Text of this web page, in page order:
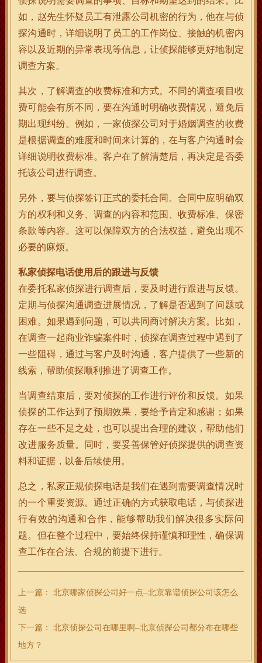
如，赵先生怀疑员工有泄露公司机密的行为，他在与侦
探沟通时，详细说明了员工的工作岗位、接触的机密内
容以及近期的异常表现等信息，让侦探能够更好地制定
调查方案。
其次，了解调查的收费标准和方式。不同的调查项目收
费可能会有所不同，要在沟通时明确收费情况，避免后
期出现纠纷。例如，一家侦探公司对于婚姻调查的收费
是根据调查的难度和时间来计算的，在与客户沟通时会
详细说明收费标准。客户在了解清楚后，再决定是否委
托该公司进行调查。
另外，要与侦探签订正式的委托合同。合同中应明确双
方的权利和义务、调查的内容和范围、收费标准、保密
条款等内容。这可以保障双方的合法权益，避免出现不
必要的麻烦。
私家侦探电话使用后的跟进与反馈
在委托私家侦探进行调查后，要及时进行跟进与反馈。
定期与侦探沟通调查进展情况，了解是否遇到了问题或
困难。如果遇到问题，可以共同商讨解决方案。比如，
在调查一起商业诈骗案件时，侦探在调查过程中遇到了
一些阻碍，通过与客户及时沟通，客户提供了一些新的
线索，帮助侦探顺利推进了调查工作。
当调查结束后，要对侦探的工作进行评价和反馈。如果
侦探的工作达到了预期效果，要给予肯定和感谢；如果
存在一些不足之处，也可以提出合理的建议，帮助他们
改进服务质量。同时，要妥善保管好侦探提供的调查资
料和证据，以备后续使用。
总之，私家正规侦探电话是我们在遇到需要调查情况时
的一个重要资源。通过正确的方式获取电话，与侦探进
行有效的沟通和合作，能够帮助我们解决很多实际问
题。但在整个过程中，要始终保持谨慎和理性，确保调
查工作在合法、合规的前提下进行。
上一篇：
北京哪家侦探公司好一点–北京靠谱侦探公司该怎么
选
下一篇：
北京侦探公司在哪里啊–北京侦探公司都分布在哪些
地方？